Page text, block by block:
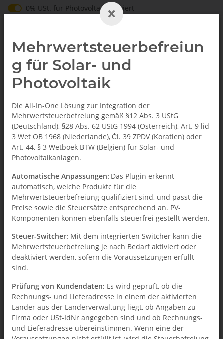
0% USt. für Betreiber der Anlage gem. § 12 Abs. 3 UStG
0% USt. für Photovoltaik aktiviert
Solar-Steuerfrei Plugin
Plugin-Version: 1.4.2
Mehrwertsteuerbefreiung für Photovoltaik
im JTL Shop 5 gemäß §12 Abs. 3 UStG.
Das Plugin erkennt automatisch, welche
Artikel über die Funktionsattribute für die
Steuerbefreiung qualifiziert sind, passt Preise
und Steuersätze an.
Mehrwertsteuerbefreiun
g für Solar- und
Photovoltaik
Die All-In-One Lösung zur Integration der
Mehrwertsteuerbefreiung gemäß §12 Abs. 3 UStG
(Deutschland), §28 Abs. 62 UStG 1994 (Österreich), Art. 9 lid
3 Wet OB 1968 (Niederlande), Čl. 39 ZPDV (Koratien) oder
Art. 44, § 3 Wetboek BTW (Belgien) für Solar- und
Photovoltaikanlagen.
Automatische Anpassungen: Das Plugin erkennt
automatisch, welche Produkte für die
Mehrwertsteuerbefreiung qualifiziert sind, und passt die
Preise sowie die Steuersätze entsprechend an. PV-
Komponenten können ebenfalls steuerfrei gestellt werden.
Steuer-Switcher: Mit dem integrierten Switcher kann die
Mehrwertsteuerbefreiung je nach Bedarf aktiviert oder
deaktiviert werden, sofern die Voraussetzungen erfüllt
sind.
Prüfung von Kundendaten: Es wird geprüft, ob die
Rechnungs- und Lieferadresse in einem der aktivierten
Länder aus der Länderverwaltung liegt, ob Angaben zu
Firma oder USt-IdNr angegeben sind und ob Rechnungs-
und Lieferadresse übereinstimmen. Wenn eine der